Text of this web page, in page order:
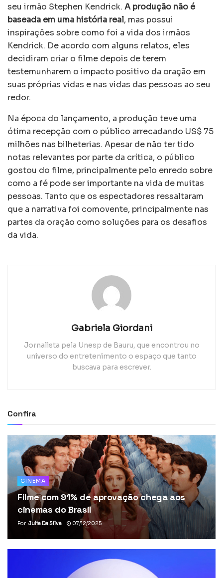
seu irmão Stephen Kendrick. A produção não é
baseada em uma história real, mas possui
inspirações sobre como foi a vida dos irmãos
Kendrick. De acordo com alguns relatos, eles
decidiram criar o filme depois de terem
testemunharem o impacto positivo da oração em
suas próprias vidas e nas vidas das pessoas ao seu
redor.
Na época do lançamento, a produção teve uma
ótima recepção com o público arrecadando US$ 75
milhões nas bilheterias. Apesar de não ter tido
notas relevantes por parte da crítica, o público
gostou do filme, principalmente pelo enredo sobre
como a fé pode ser importante na vida de muitas
pessoas. Tanto que os espectadores ressaltaram
que a narrativa foi comovente, principalmente nas
partes da oração como soluções para os desafios
da vida.
Gabriela Giordani
Jornalista pela Unesp de Bauru, que encontrou no
universo do entretenimento o espaço que tanto
buscava para escrever.
Confira
CINEMA
Filme com 91% de aprovação chega aos
cinemas do Brasil
Por Julia Da Silva 07/12/2025